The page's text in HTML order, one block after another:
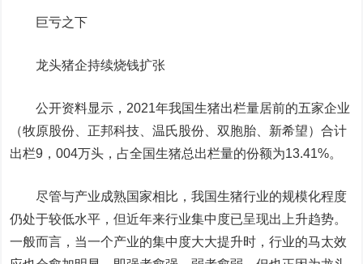
巨亏之下
龙头猪企持续烧钱扩张
公开资料显示，2021年我国生猪出栏量居前的五家企业
（牧原股份、正邦科技、温氏股份、双胞胎、新希望）合计
出栏9，004万头，占全国生猪总出栏量的份额为13.41%。
尽管与产业成熟国家相比，我国生猪行业的规模化程度
仍处于较低水平，但近年来行业集中度已呈现出上升趋势。
一般而言，当一个产业的集中度大大提升时，行业的马太效